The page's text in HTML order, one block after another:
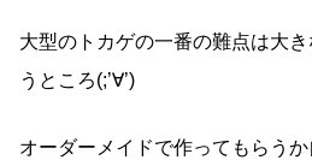
大型のトカゲの一番の難点は大
うところ(;’∀’)
オーダーメイドで作ってもらう